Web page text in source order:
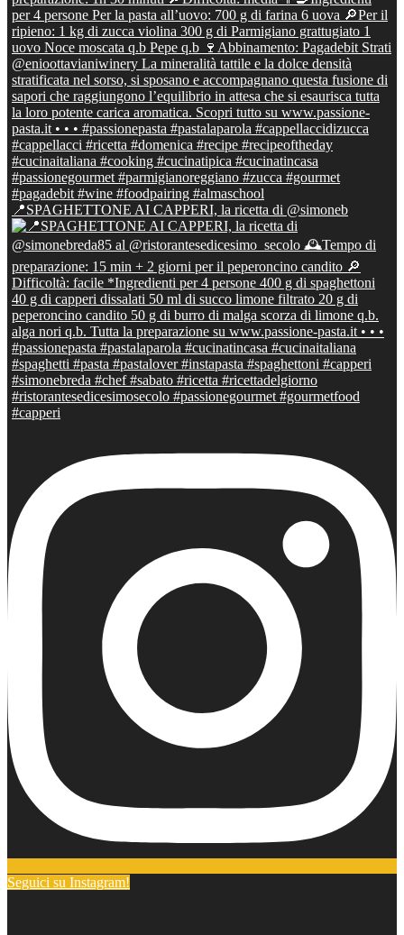
📍SPAGHETTONE AI CAPPERI, la ricetta di @simoneb
Seguici su Instagram!